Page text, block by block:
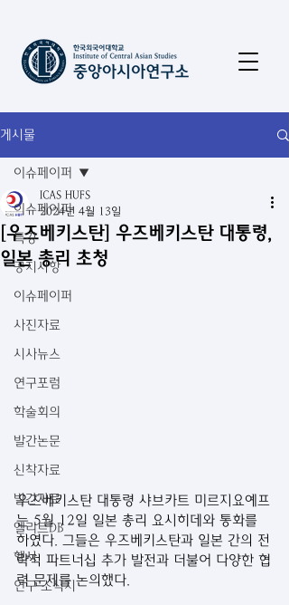
게시물
이슈페이퍼
특강
공지사항
이슈페이퍼
사진자료
시사뉴스
연구포럼
학술회의
발간논문
신착자료
발간자료
엘리트DB
행사
연구 소식지
이슈페이퍼
[우즈베키스탄] 우즈베키스탄 대통령,
일본 총리 초청
ICAS HUFS
2024년 4월 13일
우즈베키스탄 대통령 샤브카트 미르지요예프
는 5월 12일 일본 총리 요시히데와 통화를
하였다. 그들은 우즈베키스탄과 일본 간의 전
략적 파트너십 추가 발전과 더불어 다양한 협
력 문제를 논의했다.